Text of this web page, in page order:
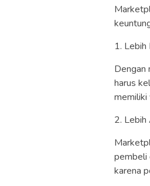
1. Lebih
Dengan
harus
2. Lebih
pembeli
karena